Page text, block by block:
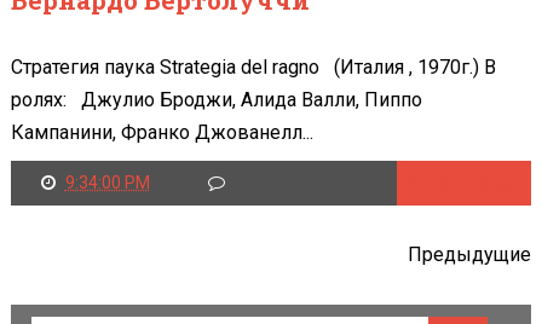
Стратегия паука Strategia del ragno (Италия , 1970г.) В
ролях: Джулио Броджи, Алида Валли, Пиппо
Кампанини, Франко Джованелл...
9:34:00 PM
Предыдущие